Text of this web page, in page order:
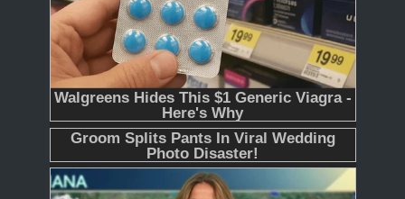
365 366 - Tập Cuối